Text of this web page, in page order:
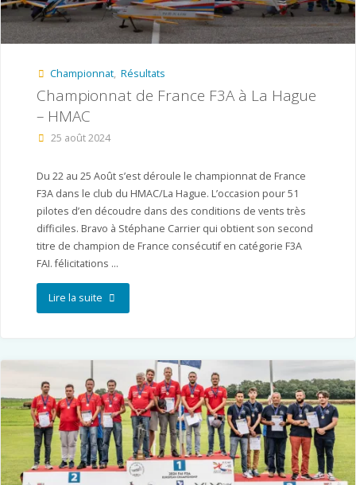
Championnat, Résultats
Championnat de France F3A à La Hague
– HMAC
25 août 2024
Du 22 au 25 Août s’est déroule le championnat de France
F3A dans le club du HMAC/La Hague. L’occasion pour 51
pilotes d’en découdre dans des conditions de vents très
difficiles. Bravo à Stéphane Carrier qui obtient son second
titre de champion de France consécutif en catégorie F3A
FAI. félicitations …
Lire la suite"Championnat
F3A
à
La
Hague